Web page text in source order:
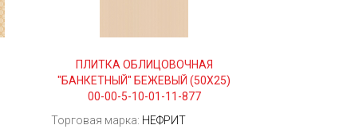
ПЛИТКА ОБЛИЦОВОЧНАЯ
"БАНКЕТНЫЙ" БЕЖЕВЫЙ (50Х25)
00-00-5-10-01-11-877
Торговая марка: НЕФРИТ